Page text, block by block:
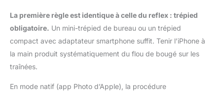
La première règle est identique à celle du reflex : trépied
obligatoire. Un mini-trépied de bureau ou un trépied
compact avec adaptateur smartphone suffit. Tenir l’iPhone à
la main produit systématiquement du flou de bougé sur les
traînées.
En mode natif (app Photo d’Apple), la procédure